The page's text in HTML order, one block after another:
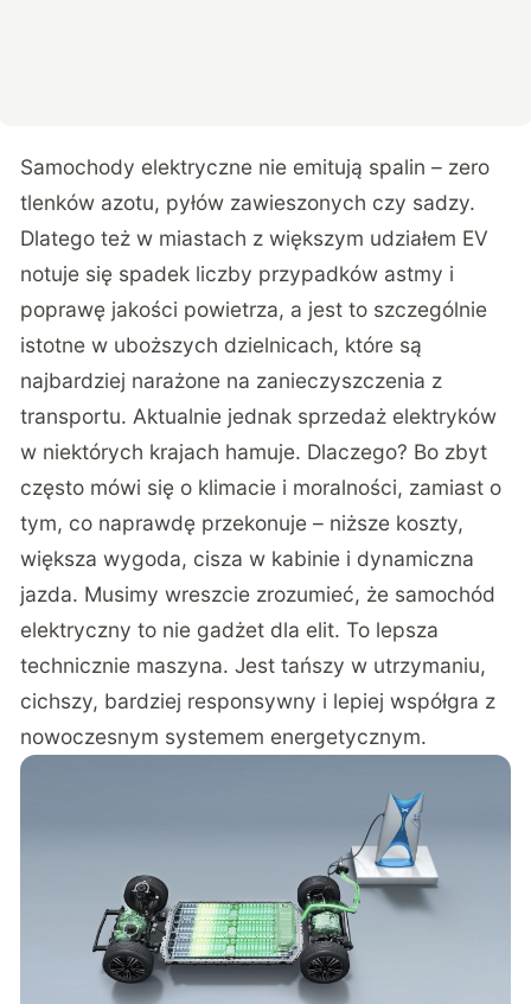
Samochody elektryczne nie emitują spalin – zero
tlenków azotu, pyłów zawieszonych czy sadzy.
Dlatego też w miastach z większym udziałem EV
notuje się spadek liczby przypadków astmy i
poprawę jakości powietrza, a jest to szczególnie
istotne w uboższych dzielnicach, które są
najbardziej narażone na zanieczyszczenia z
transportu. Aktualnie jednak sprzedaż elektryków
w niektórych krajach hamuje. Dlaczego? Bo zbyt
często mówi się o klimacie i moralności, zamiast o
tym, co naprawdę przekonuje – niższe koszty,
większa wygoda, cisza w kabinie i dynamiczna
jazda. Musimy wreszcie zrozumieć, że samochód
elektryczny to nie gadżet dla elit. To lepsza
technicznie maszyna. Jest tańszy w utrzymaniu,
cichszy, bardziej responsywny i lepiej współgra z
nowoczesnym systemem energetycznym.